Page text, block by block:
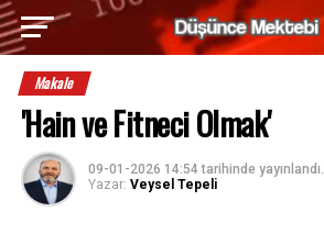
Makale
'Hain ve Fitneci Olmak'
09-01-2026 14:54 tarihinde yayınlandı.
Yazar: Veysel Tepeli